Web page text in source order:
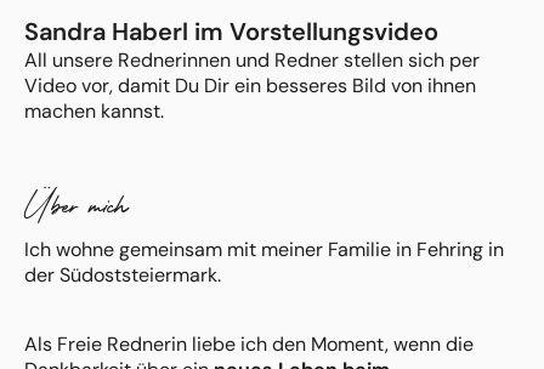
Sandra Haberl im Vorstellungsvideo
All unsere Rednerinnen und Redner stellen sich per
Video vor, damit Du Dir ein besseres Bild von ihnen
machen kannst.
Über mich
Ich wohne gemeinsam mit meiner Familie in Fehring in
der Südoststeiermark.
Als Freie Rednerin liebe ich den Moment, wenn die